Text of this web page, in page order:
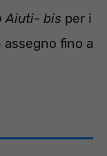
Aiuti- bis per i
fino a